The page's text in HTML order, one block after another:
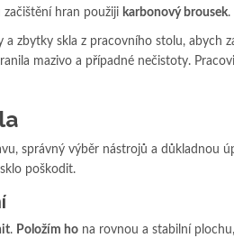
začištění hran použiji karbonový brousek.
a zbytky skla z pracovního stolu, abych
mazivo a případné nečistoty.
správný výběr nástrojů a důkladnou
poškodit.
. Položím ho na rovnou a stabilní